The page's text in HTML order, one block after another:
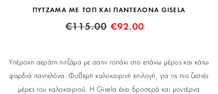
ΠΥΤΖΑΜΑ ΜΕ ΤΟΠ ΚΑΙ ΠΑΝΤΕΛΟΝΑ GISELA
€115.00 €92.00
Υπέροχη αεράτη πιτζάμα με σατιν τοπάκι στο επάνω μέρος και κάτω
φαρδιά παντελόνα. Φοβερή καλοκαιρινή επιλογή, για τις πιο ζεστές
μέρες του καλοκαιριού. Η Gisela έχει δροσερά και μοντέρνα